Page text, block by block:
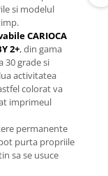
si modelul
CARIOCA
2+, din gama
30 grade si
activitatea
colorat va
imprimeul
permanente
purta propriile
sa se usuce